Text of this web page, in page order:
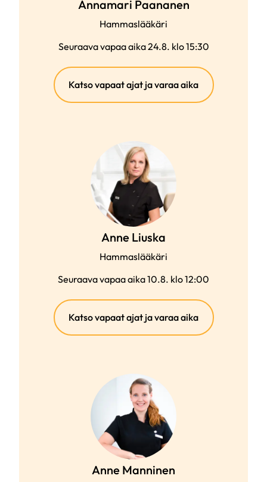
Annamari Paananen
Hammaslääkäri
Seuraava vapaa aika 24.8. klo 15:30
Katso vapaat ajat ja varaa aika(ulkoinen
linkki)
Anne Liuska
Hammaslääkäri
Seuraava vapaa aika 10.8. klo 12:00
Katso vapaat ajat ja varaa aika(ulkoinen
linkki)
Anne Manninen